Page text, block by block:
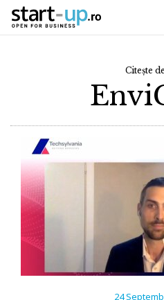
Citește
24